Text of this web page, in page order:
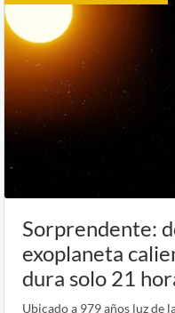
Sorprendente:
exoplaneta
dura solo 21
Ubicado a 979 años luz de